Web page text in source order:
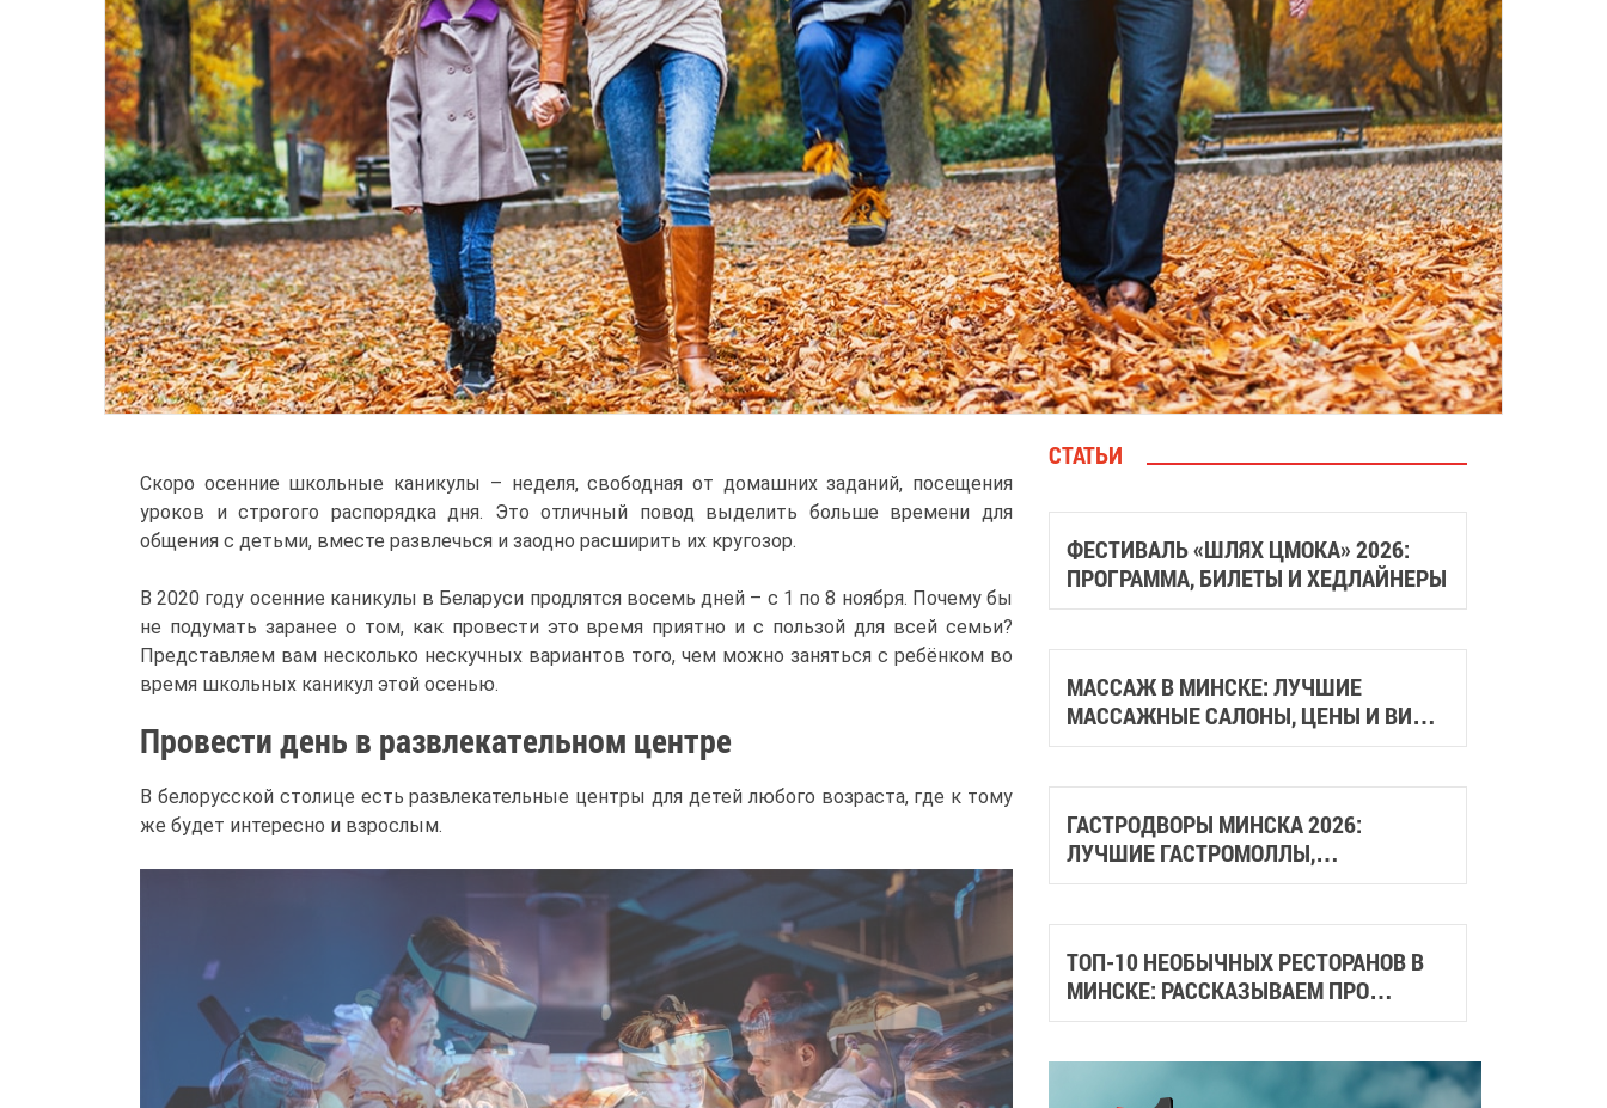
Скоро осенние школьные каникулы – неделя, свободная от домашних заданий, посещения
уроков и строгого распорядка дня. Это отличный повод выделить больше времени для
общения с детьми, вместе развлечься и заодно расширить их кругозор.
В 2020 году осенние каникулы в Беларуси продлятся восемь дней – с 1 по 8 ноября. Почему бы
не подумать заранее о том, как провести это время приятно и с пользой для всей семьи?
Представляем вам несколько нескучных вариантов того, чем можно заняться с ребёнком во
время школьных каникул этой осенью.
Провести день в развлекательном центре
В белорусской столице есть развлекательные центры для детей любого возраста, где к тому
же будет интересно и взрослым.
СТАТЬИ
ФЕСТИВАЛЬ «ШЛЯХ ЦМОКА» 2026:
ПРОГРАММА, БИЛЕТЫ И ХЕДЛАЙНЕРЫ
МАССАЖ В МИНСКЕ: ЛУЧШИЕ
МАССАЖНЫЕ САЛОНЫ, ЦЕНЫ И ВИДЫ
МАССАЖА
ГАСТРОДВОРЫ МИНСКА 2026:
ЛУЧШИЕ ГАСТРОМОЛЛЫ,
ГАСТРОСКВЕРЫ И МЕСТА СО
ТОП-10 НЕОБЫЧНЫХ РЕСТОРАНОВ В
МИНСКЕ: РАССКАЗЫВАЕМ ПРО
СТИЛЬНЫЕ И АТМОСФЕРНЫЕ МЕСТА